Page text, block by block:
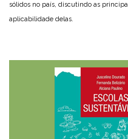
sólidos no país, discutindo as
aplicabilidade delas.